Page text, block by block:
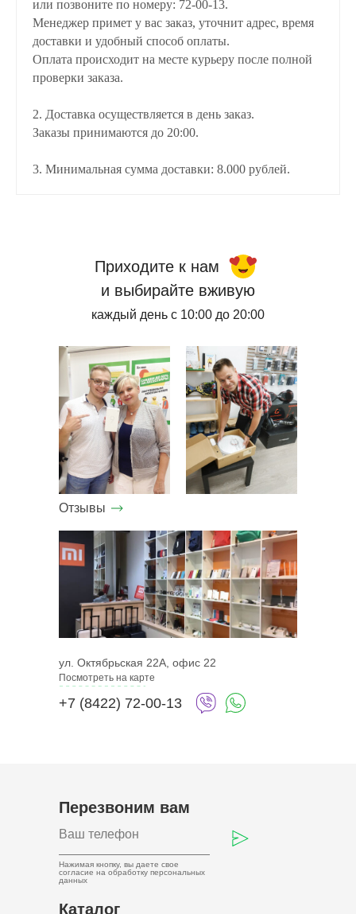
или позвоните по номеру: 72-00-13.
Менеджер примет у вас заказ, уточнит адрес, время
доставки и удобный способ оплаты.
Оплата происходит на месте курьеру после полной
проверки заказа.
2. Доставка осуществляется в день заказ.
Заказы принимаются до 20:00.
3. Минимальная сумма доставки: 8.000 рублей.
Приходите к нам
и выбирайте вживую
каждый день с 10:00 до 20:00
ул. Октябрьская 22А, офис 22
+7 (8422) 72-00-13
Посмотреть на карте
Отзывы
Каталог
Перезвоним вам
Нажимая кнопку, вы даете свое
согласие на обработку персональных
данных